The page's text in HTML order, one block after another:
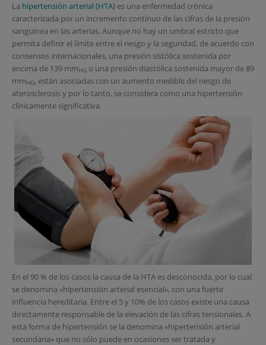
La hipertensión arterial (HTA)es una enfermedad crónica
caracterizada por un incremento continuo de las cifras de la presión
sanguínea en las arterias. Aunque no hay un umbral estricto que
permita definir el límite entre el riesgo y la seguridad, de acuerdo con
consensos internacionales, una presión sistólica sostenida por
encima de 139 mmHGo una presión diastólica sostenida mayor de 89
mmHG, están asociadas con un aumento medible del riesgo de
aterosclerosis y por lo tanto, se considera como una hipertensión
clínicamente significativa.
En el 90 % de los casos la causa de la HTA es desconocida, por lo cual
se denomina «hipertensión arterial esencial», con una fuerte
influencia hereditaria. Entre el 5 y 10% de los casos existe una causa
directamente responsable de la elevación de las cifras tensionales. A
esta forma de hipertensión se la denomina «hipertensión arterial
secundaria» que no sólo puede en ocasiones ser tratada y